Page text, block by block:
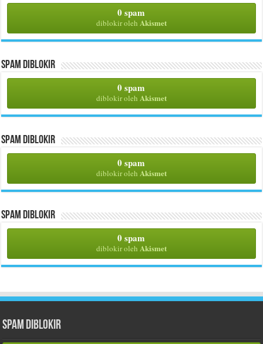
0 spam
diblokir oleh Akismet
Spam Diblokir
0 spam
diblokir oleh Akismet
Spam Diblokir
0 spam
diblokir oleh Akismet
Spam Diblokir
0 spam
diblokir oleh Akismet
Spam Diblokir